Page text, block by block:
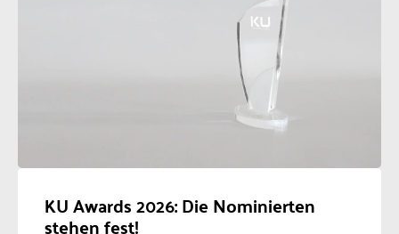
KU Awards 2026: Die Nominierten
stehen fest!